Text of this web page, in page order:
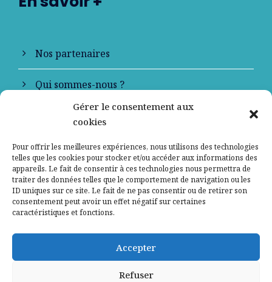
Gérer le consentement aux
cookies
Pour offrir les meilleures expériences, nous utilisons des technologies
telles que les cookies pour stocker et/ou accéder aux informations des
appareils. Le fait de consentir à ces technologies nous permettra de
traiter des données telles que le comportement de navigation ou les
ID uniques sur ce site. Le fait de ne pas consentir ou de retirer son
consentement peut avoir un effet négatif sur certaines
caractéristiques et fonctions.
Accepter
Refuser
Nos partenaires
Qui sommes-nous ?
Contactez-nous
Mentions légales
Politique de confidentialité